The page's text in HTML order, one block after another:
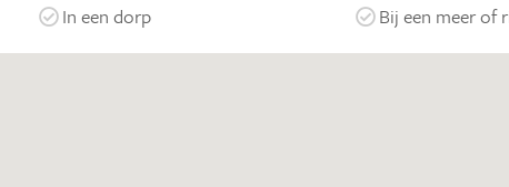
In een dorp Bij een meer of